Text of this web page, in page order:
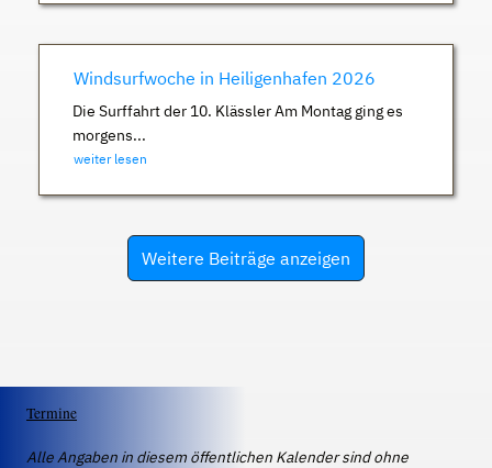
Windsurfwoche in Heiligenhafen 2026
Die Surffahrt der 10. Klässler Am Montag ging es
morgens...
weiter lesen
Weitere Beiträge anzeigen
Termine
Alle Angaben in diesem öffentlichen Kalender sind ohne